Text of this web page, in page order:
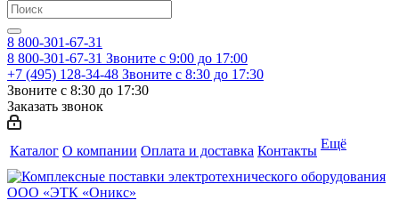
8 800-301-67-31
8 800-301-67-31 Звоните с 9:00 до 17:00
+7 (495) 128-34-48 Звоните с 8:30 до 17:30
Звоните с 8:30 до 17:30
Заказать звонок
Каталог О компании Оплата и доставка Контакты Ещё